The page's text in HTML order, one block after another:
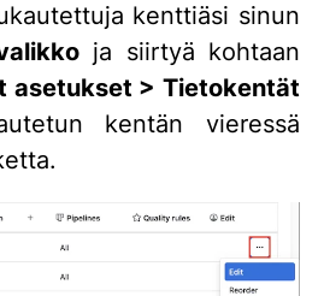
kenttiäsi sinun
ja siirtyä kohtaan
asetukset > Tietokentät
kentän vieressä